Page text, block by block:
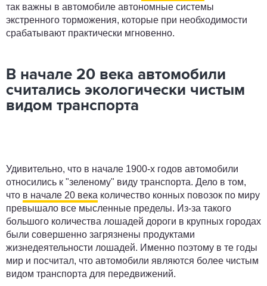
так важны в автомобиле автономные системы
экстренного торможения, которые при необходимости
срабатывают практически мгновенно.
В начале 20 века автомобили
считались экологически чистым
видом транспорта
Удивительно, что в начале 1900-х годов автомобили
относились к "зеленому" виду транспорта. Дело в том,
что в начале 20 века количество конных повозок по миру
превышало все мысленные пределы. Из-за такого
большого количества лошадей дороги в крупных городах
были совершенно загрязнены продуктами
жизнедеятельности лошадей. Именно поэтому в те годы
мир и посчитал, что автомобили являются более чистым
видом транспорта для передвижений.